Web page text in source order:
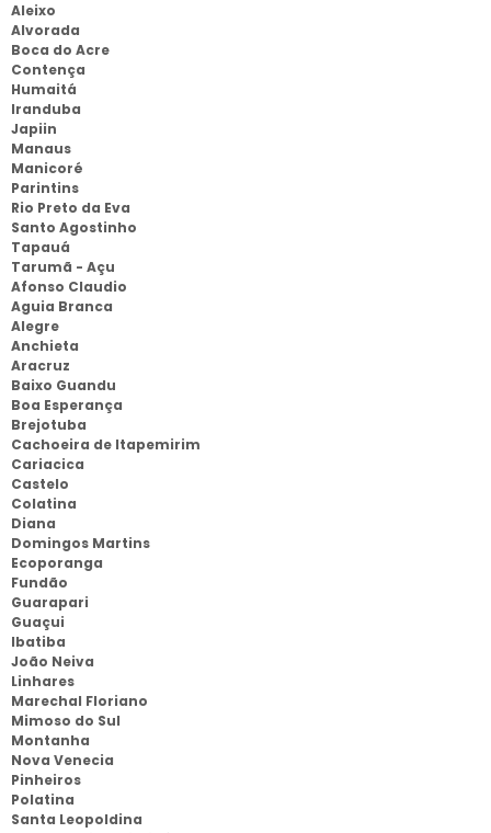
Aleixo
Alvorada
Boca do Acre
Contença
Humaitá
Iranduba
Japiin
Manaus
Manicoré
Parintins
Rio Preto da Eva
Santo Agostinho
Tapauá
Tarumã - Açu
Afonso Claudio
Aguia Branca
Alegre
Anchieta
Aracruz
Baixo Guandu
Boa Esperança
Brejotuba
Cachoeira de Itapemirim
Cariacica
Castelo
Colatina
Diana
Domingos Martins
Ecoporanga
Fundão
Guarapari
Guaçui
Ibatiba
João Neiva
Linhares
Marechal Floriano
Mimoso do Sul
Montanha
Nova Venecia
Pinheiros
Polatina
Santa Leopoldina